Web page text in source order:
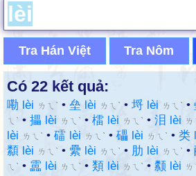
Tra Hán Việt Tra Nôm
Có 22 kết quả:
嘞 lèi ㄌㄟˋ • 垒 lèi ㄌㄟˋ • 埒 lèi ㄌㄟˋ •
ㄟˋ • 攂 lèi ㄌㄟˋ • 檑 lèi ㄌㄟˋ • 泪 lèi ㄌ
lèi ㄌㄟˋ • 礌 lèi ㄌㄟˋ • 礧 lèi ㄌㄟˋ • 类
纇 lèi ㄌㄟˋ • 纍 lèi ㄌㄟˋ • 肋 lèi ㄌㄟˋ •
ㄟˋ • 靁 lèi ㄌㄟˋ • 類 lèi ㄌㄟˋ • 颣 lèi ㄌ